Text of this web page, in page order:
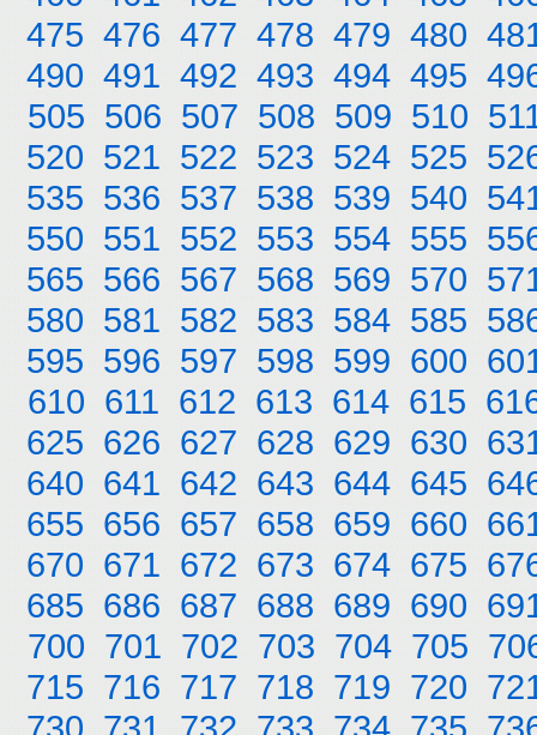
475 476 477 478 479 480
490 491 492 493 494 495
505 506 507 508 509 510
520 521 522 523 524 525
535 536 537 538 539 540
550 551 552 553 554 555
565 566 567 568 569 570
580 581 582 583 584 585
595 596 597 598 599 600
610 611 612 613 614 615
625 626 627 628 629 630
640 641 642 643 644 645
655 656 657 658 659 660
670 671 672 673 674 675
685 686 687 688 689 690
700 701 702 703 704 705
715 716 717 718 719 720